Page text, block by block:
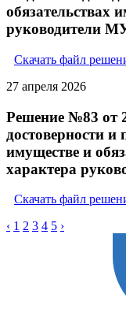
обязательствах
руководители
Скачать файл
27 апреля 2026
Решение №83 от
достоверности и
имуществе и
характера
Скачать файл
‹ 1 2 3 4 5 ›